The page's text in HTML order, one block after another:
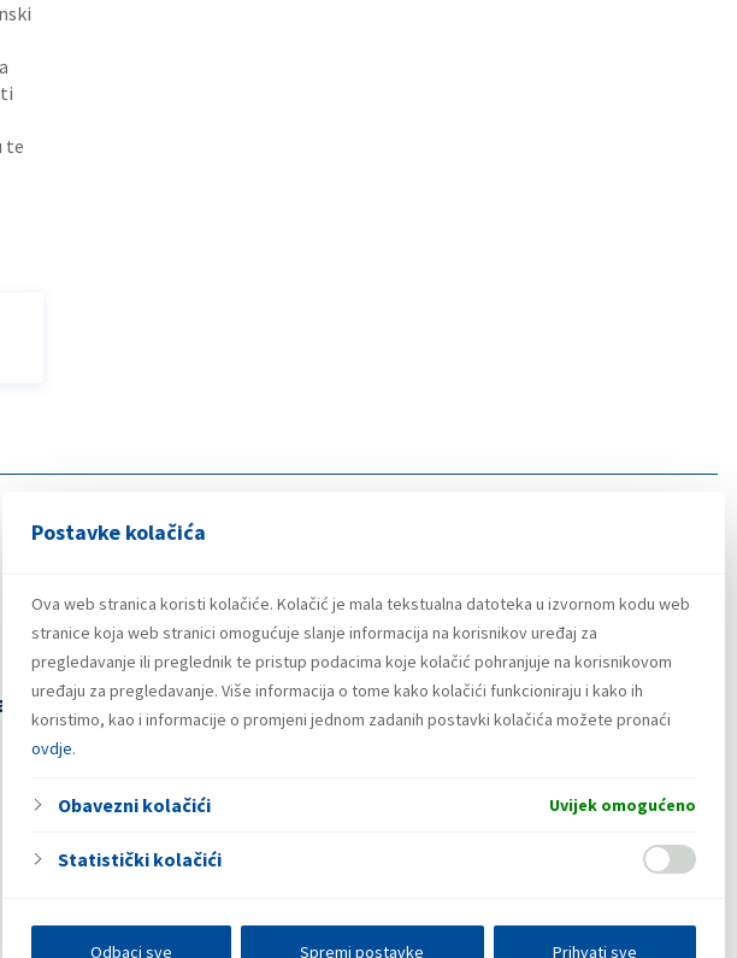
Postavke kolačića
Ova web stranica koristi kolačiće. Kolačić je mala tekstualna datoteka u izvornom kodu web
stranice koja web stranici omogućuje slanje informacija na korisnikov uređaj za
pregledavanje ili preglednik te pristup podacima koje kolačić pohranjuje na korisnikovom
uređaju za pregledavanje. Više informacija o tome kako kolačići funkcioniraju i kako ih
koristimo, kao i informacije o promjeni jednom zadanih postavki kolačića možete pronaći
ovdje.
Obavezni kolačići Uvijek omogućeno
Statistički kolačići
Odbaci sve Spremi postavke Prihvati sve
te